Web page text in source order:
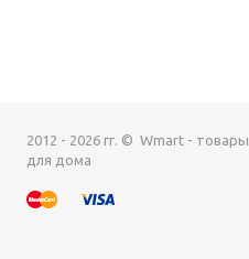
2012 - 2026 гг. © Wmart - товары
для дома